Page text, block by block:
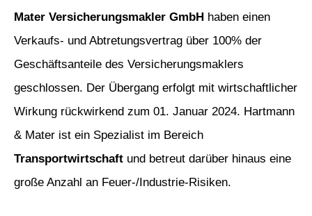
Mater Versicherungsmakler GmbH haben einen
Verkaufs- und Abtretungsvertrag über 100% der
Geschäftsanteile des Versicherungsmaklers
geschlossen. Der Übergang erfolgt mit wirtschaftlicher
Wirkung rückwirkend zum 01. Januar 2024. Hartmann
& Mater ist ein Spezialist im Bereich
Transportwirtschaft und betreut darüber hinaus eine
große Anzahl an Feuer-/Industrie-Risiken.